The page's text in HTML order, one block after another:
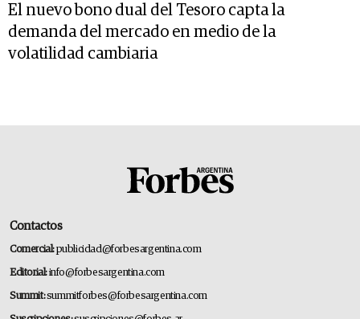
El nuevo bono dual del Tesoro capta la
demanda del mercado en medio de la
volatilidad cambiaria
Contactos
Comercial:publicidad@forbesargentina.com
Editorial:info@forbesargentina.com
Summit:summitforbes@forbesargentina.com